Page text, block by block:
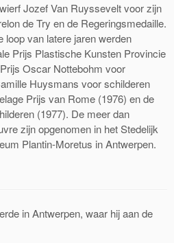
Jozef Van Ruyssevelt voor zijn
de Try en de Regeringsmedaille.
loop van latere jaren werden
Prijs Plastische Kunsten Provincie
Oscar Nottebohm voor
Huysmans voor schilderen
Prijs van Rome (1976) en de
(1977). De meer dan
zijn opgenomen in het Stedelijk
Plantin-Moretus in Antwerpen.
in Antwerpen, waar hij aan de